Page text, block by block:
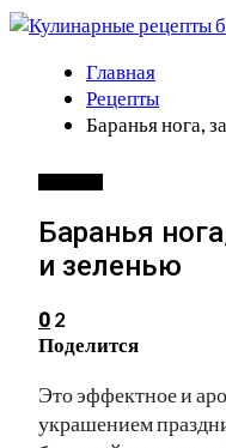
Главная
Рецепты
Баранья нога,
Баранья
и зеленью
0 2
Поделится
Это эффектное и
украшением